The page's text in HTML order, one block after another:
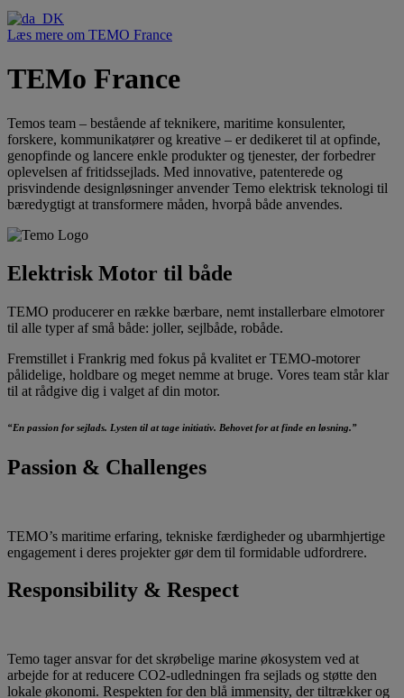
Læs mere om TEMO France
TEMo France
Temos team – bestående af teknikere, maritime konsulenter,
forskere, kommunikatører og kreative – er dedikeret til at opfinde,
genopfinde og lancere enkle produkter og tjenester, der forbedrer
oplevelsen af fritidssejlads. Med innovative, patenterede og
prisvindende designløsninger anvender Temo elektrisk teknologi til
bæredygtigt at transformere måden, hvorpå både anvendes.
Elektrisk Motor til både
TEMO producerer en række bærbare, nemt installerbare elmotorer
til alle typer af små både: joller, sejlbåde, robåde.
Fremstillet i Frankrig med fokus på kvalitet er TEMO-motorer
pålidelige, holdbare og meget nemme at bruge. Vores team står klar
til at rådgive dig i valget af din motor.
“En passion for sejlads. Lysten til at tage initiativ. Behovet for at finde en løsning.”
Passion & Challenges
TEMO’s maritime erfaring, tekniske færdigheder og ubarmhjertige
engagement i deres projekter gør dem til formidable udfordrere.
Responsibility & Respect
Temo tager ansvar for det skrøbelige marine økosystem ved at
arbejde for at reducere CO2-udledningen fra sejlads og støtte den
lokale økonomi. Respekten for den blå immensity, der tiltrækker og